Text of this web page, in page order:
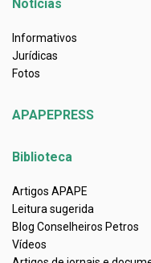
Notícias
Informativos
Jurídicas
Fotos
APAPEPRESS
Biblioteca
Artigos APAPE
Leitura sugerida
Blog Conselheiros Petros
Vídeos